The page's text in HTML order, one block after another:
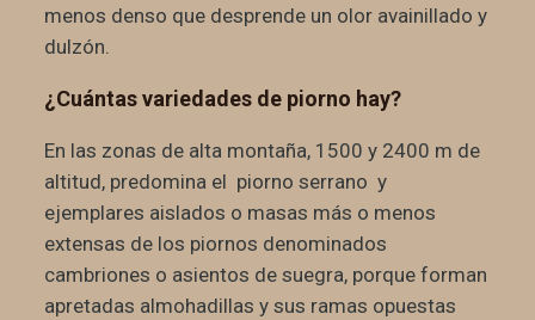
menos denso que desprende un olor avainillado y
dulzón.
¿Cuántas variedades de piorno hay?
En las zonas de alta montaña, 1500 y 2400 m de
altitud, predomina el piorno serrano y
ejemplares aislados o masas más o menos
extensas de los piornos denominados
cambriones o asientos de suegra, porque forman
apretadas almohadillas y sus ramas opuestas